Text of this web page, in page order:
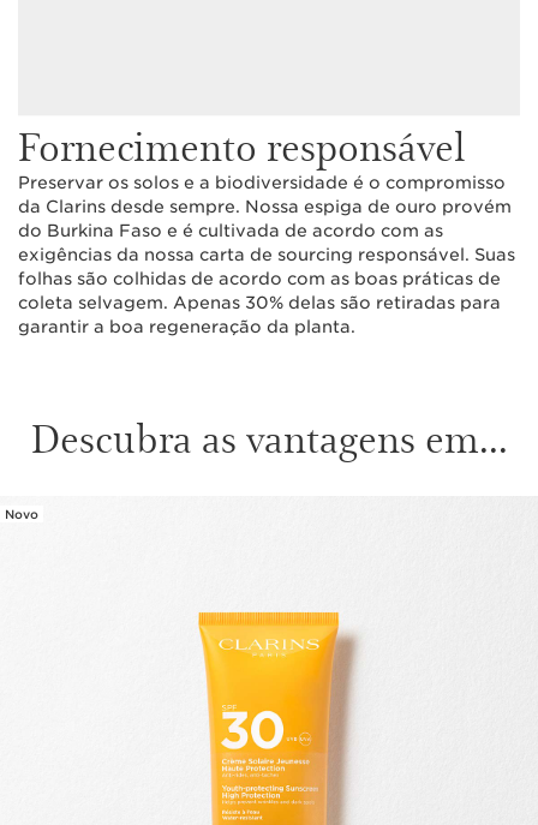
Fornecimento responsável
Preservar os solos e a biodiversidade é o compromisso
da Clarins desde sempre. Nossa espiga de ouro provém
do Burkina Faso e é cultivada de acordo com as
exigências da nossa carta de sourcing responsável. Suas
folhas são colhidas de acordo com as boas práticas de
coleta selvagem. Apenas 30% delas são retiradas para
garantir a boa regeneração da planta.
Descubra as vantagens em...
Novo